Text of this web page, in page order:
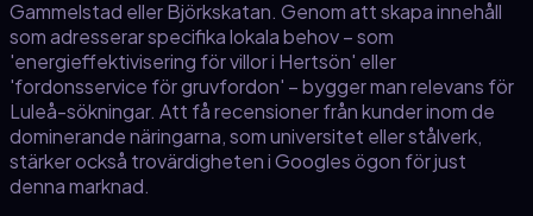
Gammelstad eller Björkskatan. Genom att skapa innehåll
som adresserar specifika lokala behov – som
'energieffektivisering för villor i Hertsön' eller
'fordonsservice för gruvfordon' – bygger man relevans för
Luleå-sökningar. Att få recensioner från kunder inom de
dominerande näringarna, som universitet eller stålverk,
stärker också trovärdigheten i Googles ögon för just
denna marknad.